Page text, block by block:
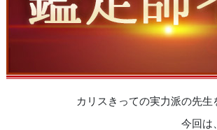
カリスきっての実力派の先
今回は